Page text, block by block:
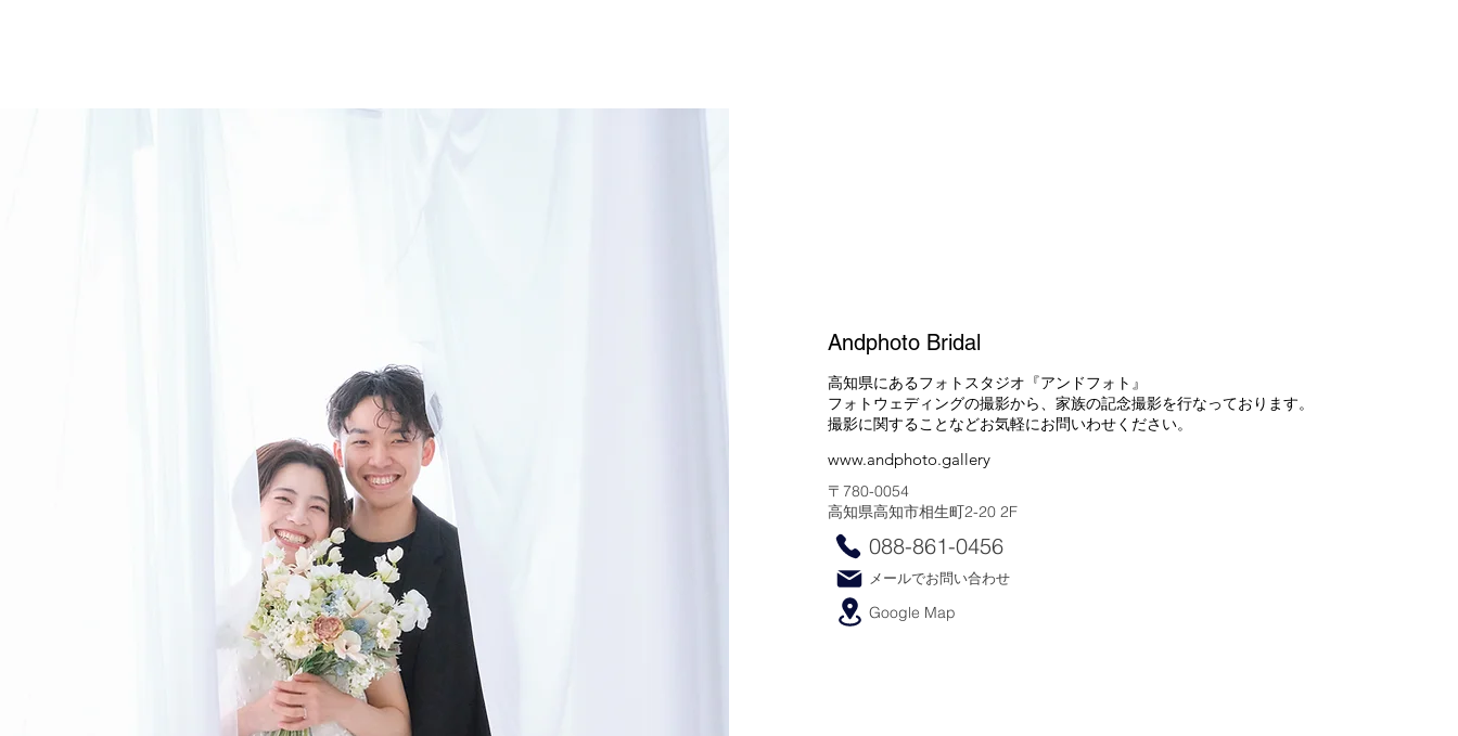
Andphoto Bridal
高知県にあるフォトスタジオ『アンドフォト』
フォトウェディングの撮影から、家族の記念撮影を行なっております。
​撮影に関することなどお気軽にお問いわせください。
www.andphoto.gallery
〒780-0054
​高知県高知市相生町2-20 2F
088-861-0456
メールでお問い合わせ
Google Map